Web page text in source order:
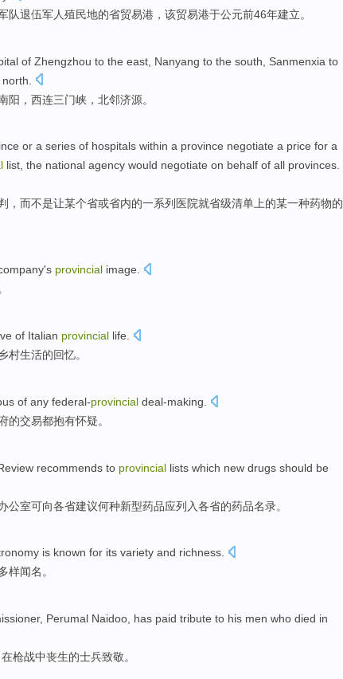
队退伍军人殖民地的省贸易港 ，该贸易港于公元前46年建立。
of Zhengzhou to the east Nanyang to the south Sanmenxia to
阳 ， 西连三门峡 ， 北邻济源。
or a series of hospitals within a province negotiate a price for a
list, the national agency would negotiate on behalf of all provinces.
， 而不是让某个省或省内的一系列 医院就省级清单上的某一种药物的
's provincial image
。
of Italian provincial life
乡村生活的回忆。
of any federal-provincial deal-making
的交易都抱有怀疑。
recommends to provincial lists which new drugs should be
公室可向各省建议何种新型药品应列入各省的药品名录。
is known for its variety and richness.
样闻名。
, Perumal Naidoo , has paid tribute to his men who died in
在枪战中丧生的士兵致敬。